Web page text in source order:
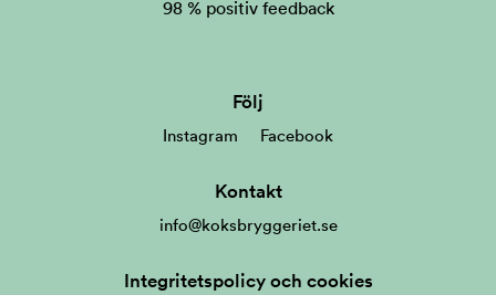
98 % positiv feedback
Kontakt
info@koksbryggeriet.se
Integritetspolicy och cookies
Följ
Instagram Facebook